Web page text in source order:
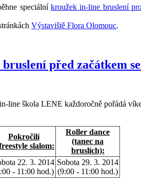
speciální kroužek in-line bruslení
Výstaviště Flora Olomouc.
před začátkem
line škola LENE každoročně pořádá
Pokročilí
slalom:
Roller dance
(tanec na
bruslích):
22. 3. 2014
- 11:00 hod.)
Sobota 29. 3. 2014
(9:00 - 11:00 hod.)